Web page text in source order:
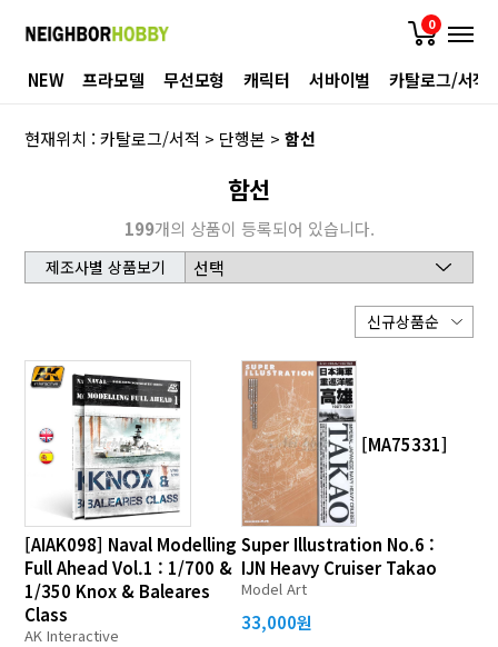
0
NEW 프라모델 무선모형 캐릭터 서바이벌 카탈로그/서적
현재위치 :카탈로그/서적 > 단행본 >함선
함선
199개의 상품이 등록되어 있습니다.
제조사별 상품보기
[AIAK098] Naval Modelling
Full Ahead Vol.1 : 1/700 &
1/350 Knox & Baleares
Class
AK Interactive
[MA75331]
Super Illustration No.6 :
IJN Heavy Cruiser Takao
Model Art
33,000원